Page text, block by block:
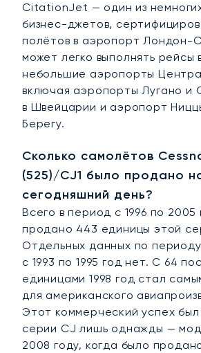
CitationJet — один из
бизнес-джетов,
полётов в аэропорт Лондон-
может легко выполнять рейсы
небольшие аэропорты
включая аэропорты Лугано и
в Швейцарии и аэропорт
Берегу.
Сколько самолётов
(525)/CJ1 было продано
сегодняшний день?
Всего в период с 1996 по 2005
продано 443 единицы этой
Отдельных данных по
с 1993 по 1995 год нет. С 64
единицами 1998 год стал
для американского
Этот коммерческий успех был
серии CJ лишь однажды —
2008 году, когда было